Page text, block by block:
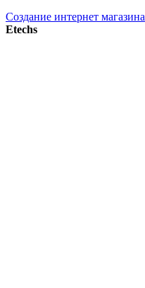
Создание интернет магазина
Etechs